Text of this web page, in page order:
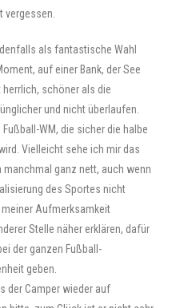
als fantastische Wahl
auf einer Bank, der See
herrlich, schöner als die
und nicht überlaufen.
WM, die sicher die halbe
Vielleicht sehe ich mir das
manchmal ganz nett, auch wenn
des Sportes nicht
Aufmerksamkeit
Stelle näher erklären, dafür
der ganzen Fußball-
geben.
der Camper wieder auf